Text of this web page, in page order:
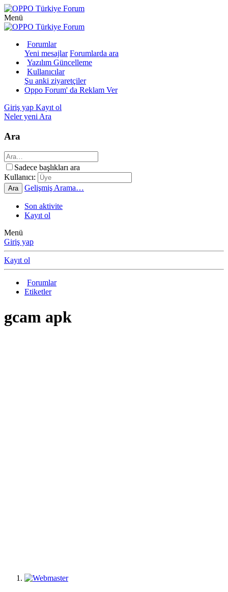
Menü
Forumlar
Yeni mesajlar Forumlarda ara
Yazılım Güncelleme
Kullanıcılar
Şu anki ziyaretçiler
Oppo Forum' da Reklam Ver
Giriş yap Kayıt ol
Neler yeni Ara
Ara
Sadece başlıkları ara
Kullanıcı:
Ara Gelişmiş Arama…
Son aktivite
Kayıt ol
Menü
Giriş yap
Kayıt ol
Forumlar
Etiketler
gcam apk